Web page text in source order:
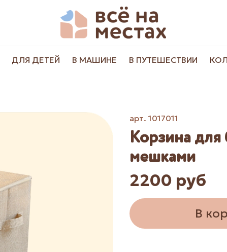
ДЛЯ ДЕТЕЙ В МАШИНЕ В ПУТЕШЕСТВИИ
арт.1017011
Корзина для
мешками
2200 руб
В